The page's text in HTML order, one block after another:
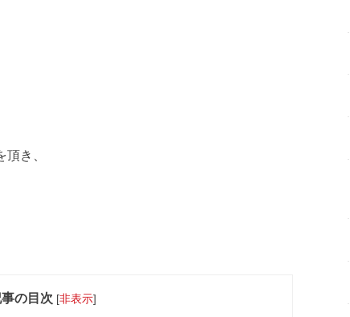
き、
の目次 [非表示]